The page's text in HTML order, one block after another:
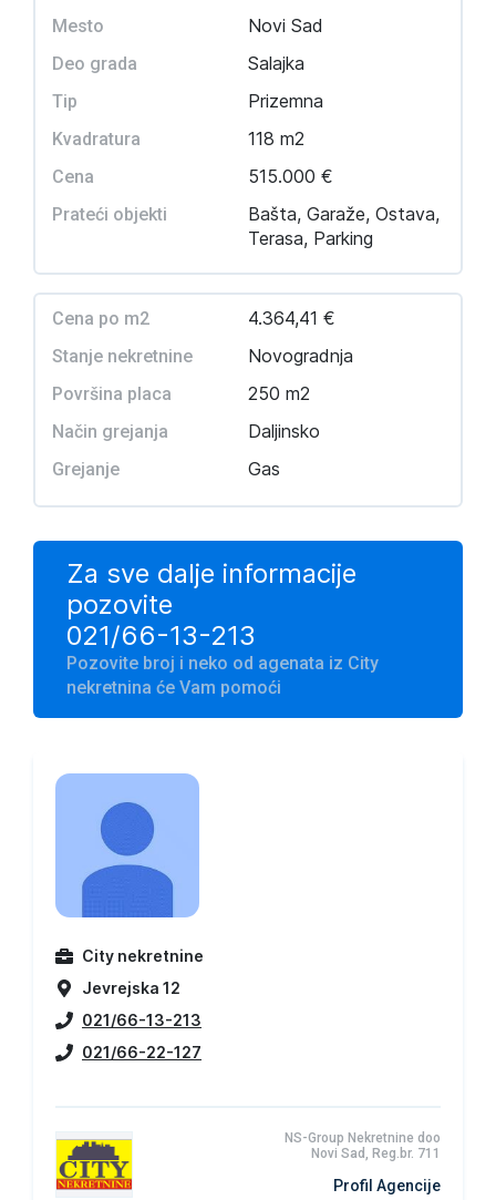
Mesto Novi Sad
Deo grada Salajka
Tip Prizemna
Kvadratura 118 m2
Cena 515.000 €
Prateći objekti
Bašta, Garaže, Ostava,
Terasa, Parking
Cena po m2 4.364,41 €
Stanje nekretnine Novogradnja
Površina placa 250 m2
Način grejanja Daljinsko
Grejanje Gas
Za sve dalje informacije
pozovite
021/66-13-213
Pozovite broj i neko od agenata iz City
nekretnina će Vam pomoći
City nekretnine
Jevrejska 12
021/66-13-213
021/66-22-127
NS-Group Nekretnine doo
Novi Sad, Reg.br. 711
Profil Agencije